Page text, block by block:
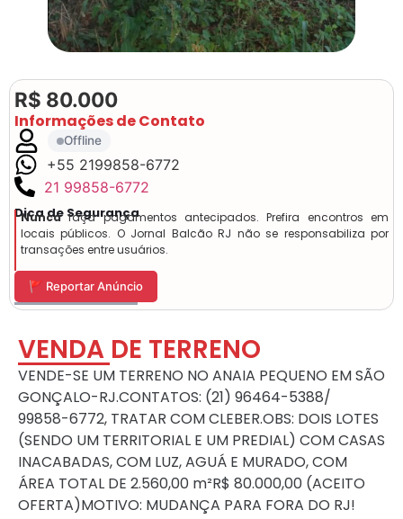
R$ 80.000
Informações de Contato
Offline
+55 2199858-6772
21 99858-6772
Dica de Segurança
Nuncafaça pagamentos antecipados. Prefira encontros em
locais públicos. O Jornal Balcão RJ não se responsabiliza por
transações entre usuários.
🚩 Reportar Anúncio
VENDA DE TERRENO
VENDE-SE UM TERRENO NO ANAIA PEQUENO EM SÃO
GONÇALO-RJ.CONTATOS: (21) 96464-5388/
99858-6772, TRATAR COM CLEBER.OBS: DOIS LOTES
(SENDO UM TERRITORIAL E UM PREDIAL) COM CASAS
INACABADAS, COM LUZ, AGUÁ E MURADO, COM
ÁREA TOTAL DE 2.560,00 m²R$ 80.000,00 (ACEITO
OFERTA)MOTIVO: MUDANÇA PARA FORA DO RJ!